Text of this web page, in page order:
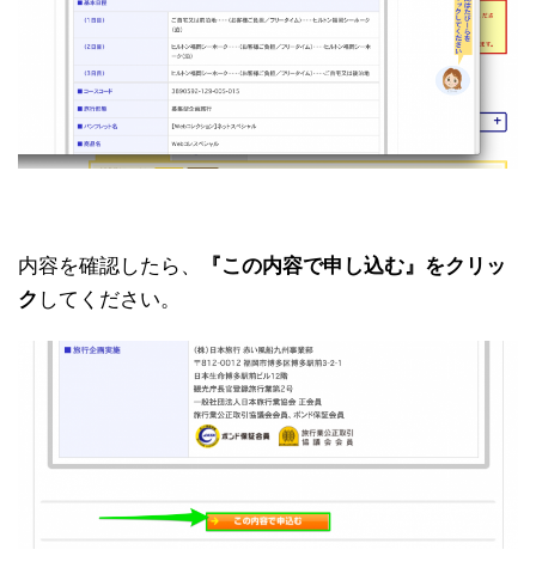
内容を確認したら、
『この内容で申し込む』をクリッ
ク してください。